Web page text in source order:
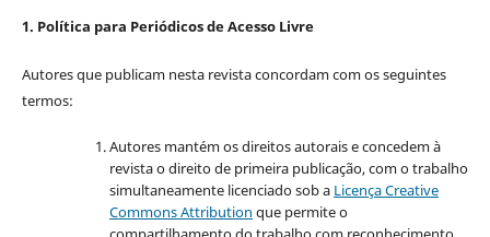
1. Política para Periódicos de Acesso Livre
Autores que publicam nesta revista concordam com os seguintes
termos:
Autores mantém os direitos autorais e concedem à
revista o direito de primeira publicação, com o trabalho
simultaneamente licenciado sob a Licença Creative
Commons Attribution que permite o